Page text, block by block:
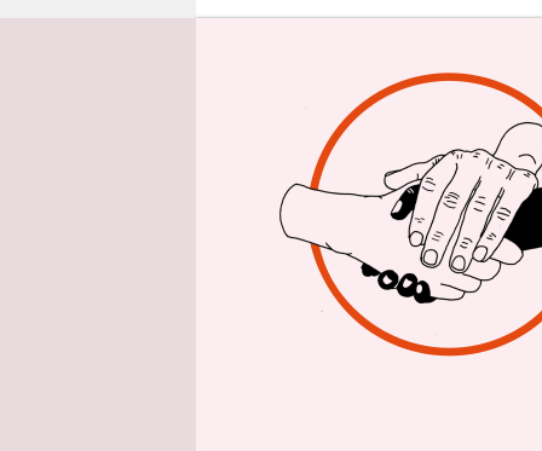
ihrer
und dort
geprüft.
Bündnis